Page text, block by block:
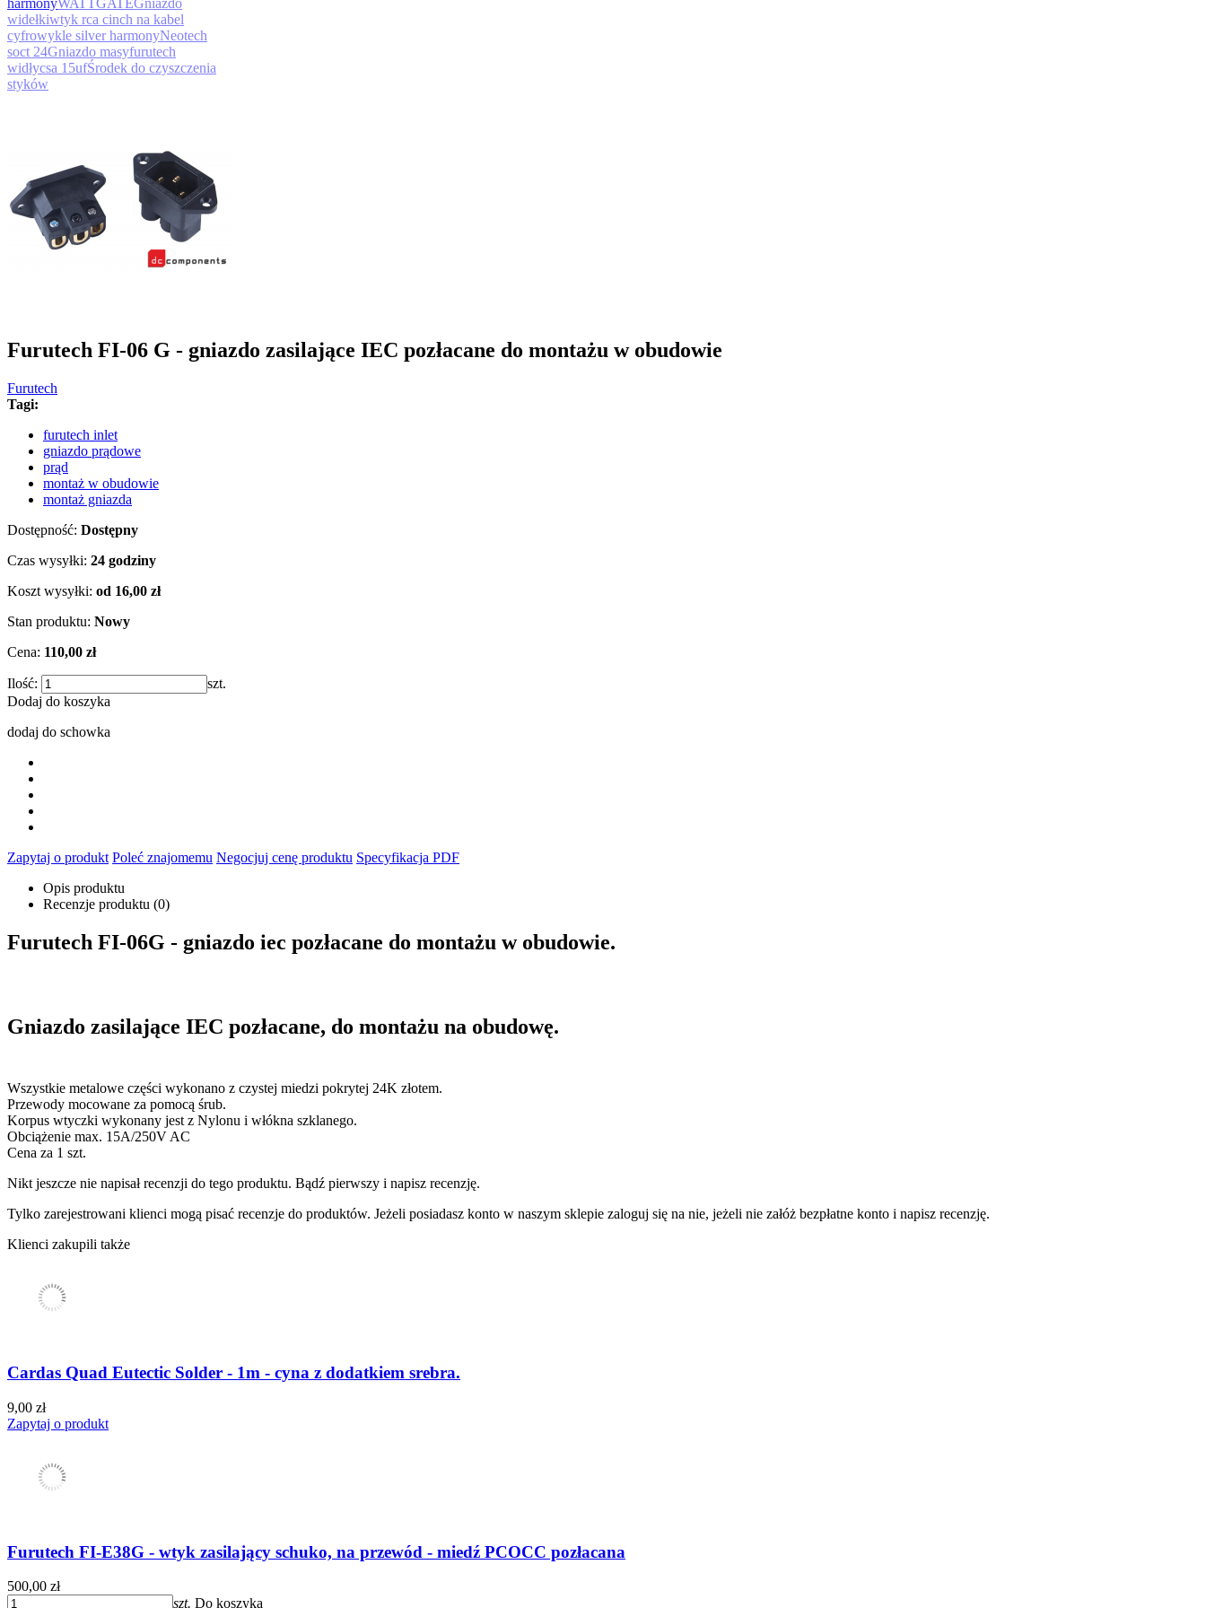
harmonyWATTGATEGniazdo
widełkiwtyk rca cinch na kabel
cyfrowykle silver harmonyNeotech
soct 24Gniazdo masyfurutech
widłycsa 15ufŚrodek do czyszczenia
styków
Furutech FI-06 G - gniazdo zasilające IEC pozłacane do montażu w obudowie
Furutech
Tagi:
furutech inlet
gniazdo prądowe
prąd
montaż w obudowie
montaż gniazda
Dostępność: Dostępny
Czas wysyłki: 24 godziny
Koszt wysyłki: od 16,00 zł
Stan produktu: Nowy
Cena: 110,00 zł
Ilość:
szt.
Dodaj do koszyka
dodaj do schowka
Zapytaj o produkt Poleć znajomemu Negocjuj cenę produktu Specyfikacja PDF
Opis produktu
Recenzje produktu (0)
Furutech FI-06G - gniazdo iec pozłacane do montażu w obudowie.
Gniazdo zasilające IEC pozłacane, do montażu na obudowę.
Wszystkie metalowe części wykonano z czystej miedzi pokrytej 24K złotem.
Przewody mocowane za pomocą śrub.
Korpus wtyczki wykonany jest z Nylonu i włókna szklanego.
Obciążenie max. 15A/250V AC
Cena za 1 szt.
Nikt jeszcze nie napisał recenzji do tego produktu. Bądź pierwszy i napisz recenzję.
Tylko zarejestrowani klienci mogą pisać recenzje do produktów. Jeżeli posiadasz konto w naszym sklepie zaloguj się na nie, jeżeli nie załóż bezpłatne konto i napisz recenzję.
Klienci zakupili także
Cardas Quad Eutectic Solder - 1m - cyna z dodatkiem srebra.
9,00 zł
Zapytaj o produkt
Furutech FI-E38G - wtyk zasilający schuko, na przewód - miedź PCOCC pozłacana
500,00 zł
szt. Do koszyka